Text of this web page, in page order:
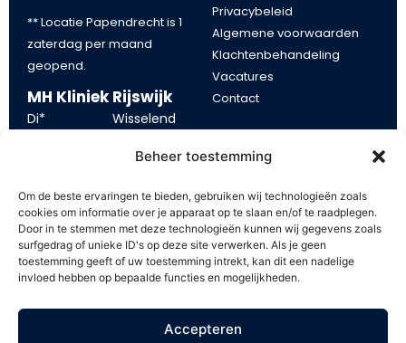
Beheer toestemming
Om de beste ervaringen te bieden, gebruiken wij technologieën zoals
cookies om informatie over je apparaat op te slaan en/of te raadplegen.
Door in te stemmen met deze technologieën kunnen wij gegevens zoals
surfgedrag of unieke ID's op deze site verwerken. Als je geen
toestemming geeft of uw toestemming intrekt, kan dit een nadelige
invloed hebben op bepaalde functies en mogelijkheden.
Accepteren
** Locatie Papendrecht is 1
zaterdag per maand
geopend.
MH Kliniek Rijswijk
Di*
Wisselend
*tijden op dinsdag kunnen
eerder of later beginnen.
Privacybeleid
Algemene voorwaarden
Klachtenbehandeling
Vacatures
Contact
Blijf op de
hoogte
Blijf op de hoogte van onze
aanbiedingen. Schrijf u in op
onze mailing en ontvang €
5,- korting op uw volgende
behandeling.